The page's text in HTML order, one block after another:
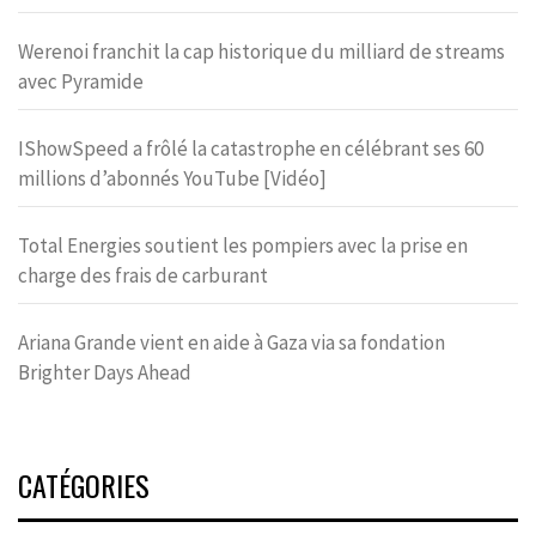
Werenoi franchit la cap historique du milliard de streams
avec Pyramide
IShowSpeed a frôlé la catastrophe en célébrant ses 60
millions d’abonnés YouTube [Vidéo]
Total Energies soutient les pompiers avec la prise en
charge des frais de carburant
Ariana Grande vient en aide à Gaza via sa fondation
Brighter Days Ahead
CATÉGORIES